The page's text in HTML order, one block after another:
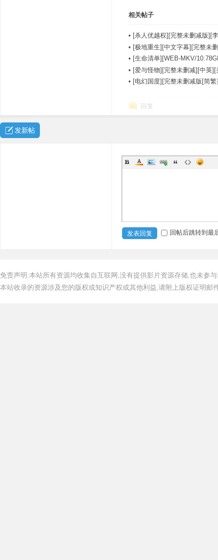
相关帖子
• [杀人优越权][完整未删减版][
• [极地重生][中文字幕][完整未
• [生命清单][WEB-MKV/
• [爱与怪物][完整未删减][中英
• [电幻国度][完整未删减版[简
回复
发新帖
发表回复 回帖后跳转到最
免责声明:本站所有资源均收集自互联网,没有提供影片资源存储,也未参
本站收录的资源涉及您的版权或知识产权或其他利益,请附上版权证明